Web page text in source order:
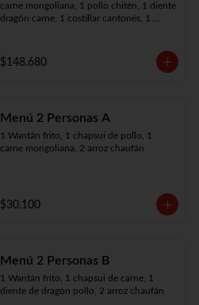
carne mongoliana, 1 pollo chitén, 1 diente
dragón carne, 1 costillar cantonés, 1
10 arroz chaufán
$148.680
Menú 2 Personas A
1 Wantán frito, 1 chapsui de pollo, 1
carne mongoliana, 2 arroz chaufán
$30.100
Menú 2 Personas B
1 Wantán frito, 1 chapsui de carne, 1
diente de dragón pollo, 2 arroz chaufán